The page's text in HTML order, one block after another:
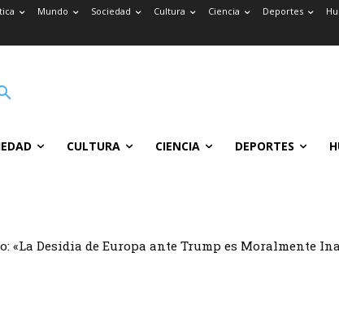
Mundo Sociedad Cultura Ciencia Deportes
CULTURA CIENCIA DEPORTES
«La Desidia de Europa ante Trump es Moralmente